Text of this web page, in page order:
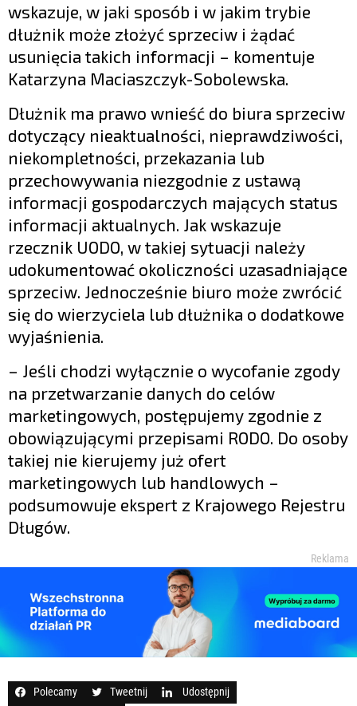
wskazuje, w jaki sposób i w jakim trybie
dłużnik może złożyć sprzeciw i żądać
usunięcia takich informacji – komentuje
Katarzyna Maciaszczyk-Sobolewska.
Dłużnik ma prawo wnieść do biura sprzeciw
dotyczący nieaktualności, nieprawdziwości,
niekompletności, przekazania lub
przechowywania niezgodnie z ustawą
informacji gospodarczych mających status
informacji aktualnych. Jak wskazuje
rzecznik UODO, w takiej sytuacji należy
udokumentować okoliczności uzasadniające
sprzeciw. Jednocześnie biuro może zwrócić
się do wierzyciela lub dłużnika o dodatkowe
wyjaśnienia.
– Jeśli chodzi wyłącznie o wycofanie zgody
na przetwarzanie danych do celów
marketingowych, postępujemy zgodnie z
obowiązującymi przepisami RODO. Do osoby
takiej nie kierujemy już ofert
marketingowych lub handlowych –
podsumowuje ekspert z Krajowego Rejestru
Długów.
Reklama
Polecamy Tweetnij
Udostępnij